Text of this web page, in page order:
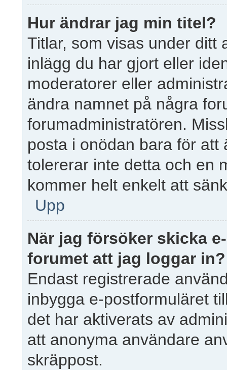
Hur ändrar jag min titel?
Titlar, som visas under ditt
inlägg du har gjort eller
moderatorer eller
ändra namnet på några
forumadministratören.
posta i onödan bara för
tolererar inte detta och en
kommer helt enkelt att
Upp
När jag försöker skicka
forumet att jag loggar in?
Endast registrerade
inbygga e-postformuläret
det har aktiverats av
att anonyma användare
skräppost.